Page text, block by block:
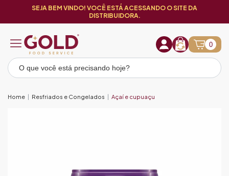
SEJA BEM VINDO! VOCÊ ESTÁ ACESSANDO O SITE DA
DISTRIBUIDORA.
0
Home Resfriados e Congelados Açaí e cupuaçu